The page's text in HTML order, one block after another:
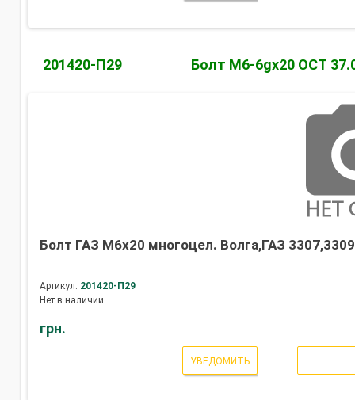
201420-П29 Болт М6-6gх20 ОСТ
Болт ГАЗ М6х20 многоцел. Волга,ГАЗ
Артикул: 201420-П29
Нет в наличии
грн.
УВЕДОМИТЬ